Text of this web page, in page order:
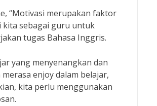
“Motivasi merupakan faktor
kita sebagai guru untuk
tugas Bahasa Inggris.
yang menyenangkan dan
enjoy dalam belajar,
kita perlu menggunakan